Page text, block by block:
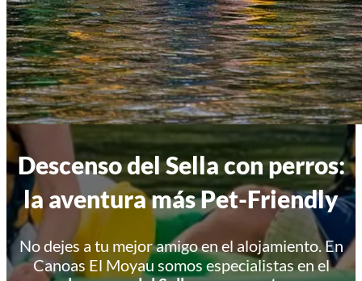
Descenso del Sella con perros:
la aventura más Pet-Friendly
No dejes a tu mejor amigo en el alojamiento. En
Canoas El Moyau somos especialistas en el